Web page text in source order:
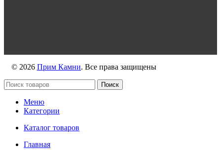
© 2026 Прим Камни. Все права защищены
Поиск
Меню
Категории
Каталог товаров
Главная